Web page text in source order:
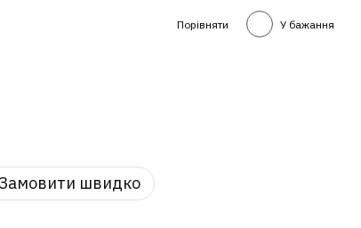
Порівняти У бажання
Замовити швидко